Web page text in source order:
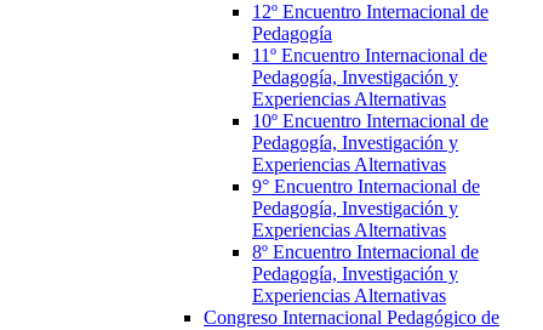
12º Encuentro Internacional de
Pedagogía
11º Encuentro Internacional de
Pedagogía, Investigación y
Experiencias Alternativas
10º Encuentro Internacional de
Pedagogía, Investigación y
Experiencias Alternativas
9° Encuentro Internacional de
Pedagogía, Investigación y
Experiencias Alternativas
8º Encuentro Internacional de
Pedagogía, Investigación y
Experiencias Alternativas
Congreso Internacional Pedagógico de